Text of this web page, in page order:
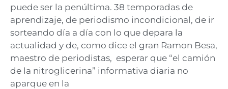
puede ser la penúltima. 38 temporadas de
aprendizaje, de periodismo incondicional, de ir
sorteando día a día con lo que depara la
actualidad y de, como dice el gran Ramon Besa,
maestro de periodistas, esperar que “el camión
de la nitroglicerina” informativa diaria no
aparque en la